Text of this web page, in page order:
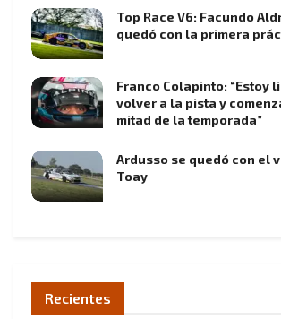
Top Race V6: Facundo
quedó con la primera
Franco Colapinto: “Estoy
volver a la pista y
mitad de la temporada”
Ardusso se quedó con el
Toay
Recientes